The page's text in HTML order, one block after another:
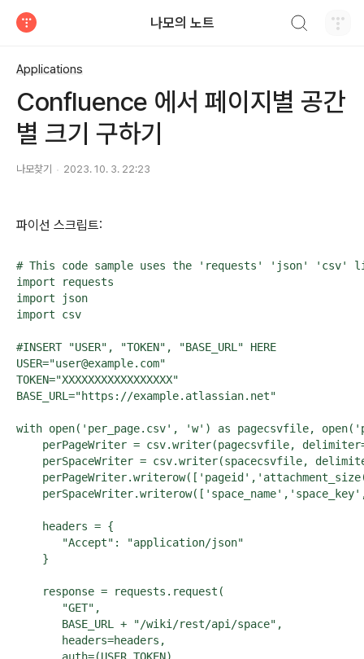
나모의 노트
Applications
Confluence 에서 페이지별 공간
별 크기 구하기
나모찾기 2023. 10. 3. 22:23
파이선 스크립트:
# This code sample uses the 'requests' 'json' 'csv'
import requests
import json
import csv
#INSERT "USER", "TOKEN", "BASE_URL" HERE
USER="user@example.com"
TOKEN="XXXXXXXXXXXXXXXXX"
BASE_URL="https://example.atlassian.net"
with open('per_page.csv', 'w') as pagecsvfile,
perPageWriter = csv.writer(pagecsvfile,
perSpaceWriter = csv.writer(spacecsvfile,
    headers = {
       "Accept": "application/json"
    }
    response = requests.request(
       "GET",
       BASE_URL + "/wiki/rest/api/space",
       headers=headers,